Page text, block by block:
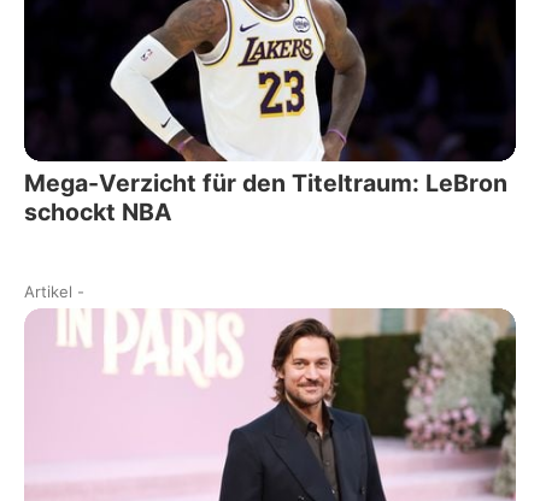
Mega-Verzicht für den Titeltraum: LeBron
schockt NBA
Artikel -